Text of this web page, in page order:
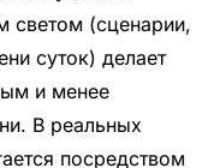
светом (сценарии,
суток) делает
и менее
В реальных
посредством